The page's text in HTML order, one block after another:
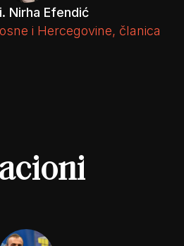
Nirha Efendić
i Hercegovine, članica